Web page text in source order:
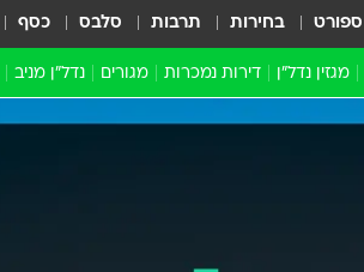
ספורט בחירות תרבות סלבס כסף
מגזין נדל"ן דירות נמכרות מגורים נדל"ן מניב